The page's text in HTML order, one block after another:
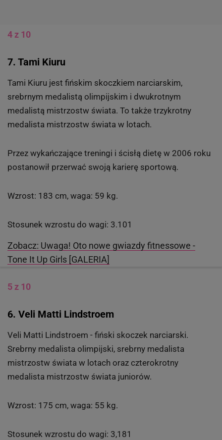
4 z 10
7. Tami Kiuru
Tami Kiuru jest fińskim skoczkiem narciarskim,
srebrnym medalistą olimpijskim i dwukrotnym
medalistą mistrzostw świata. To także trzykrotny
medalista mistrzostw świata w lotach.
Przez wykańczające treningi i ścisłą dietę w 2006 roku
postanowił przerwać swoją karierę sportową.
Wzrost: 183 cm, waga: 59 kg.
Stosunek wzrostu do wagi: 3.101
Zobacz: Uwaga! Oto nowe gwiazdy fitnessowe -
Tone It Up Girls [GALERIA]
5 z 10
6. Veli Matti Lindstroem
Veli Matti Lindstroem - fiński skoczek narciarski.
Srebrny medalista olimpijski, srebrny medalista
mistrzostw świata w lotach oraz czterokrotny
medalista mistrzostw świata juniorów.
Wzrost: 175 cm, waga: 55 kg.
Stosunek wzrostu do wagi: 3,181